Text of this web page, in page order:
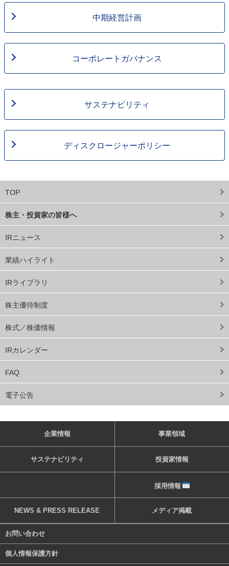
TOP
株主・投資家の皆様へ
IRニュース
業績ハイライト
IRライブラリ
株主優待制度
株式／株価情報
IRカレンダー
FAQ
電子公告
中期経営計画
コーポレートガバナンス
サステナビリティ
ディスクロージャーポリシー
企業情報 事業領域
サステナビリティ 投資家情報
採用情報
NEWS & PRESS RELEASE メディア掲載
お問い合わせ
個人情報保護方針